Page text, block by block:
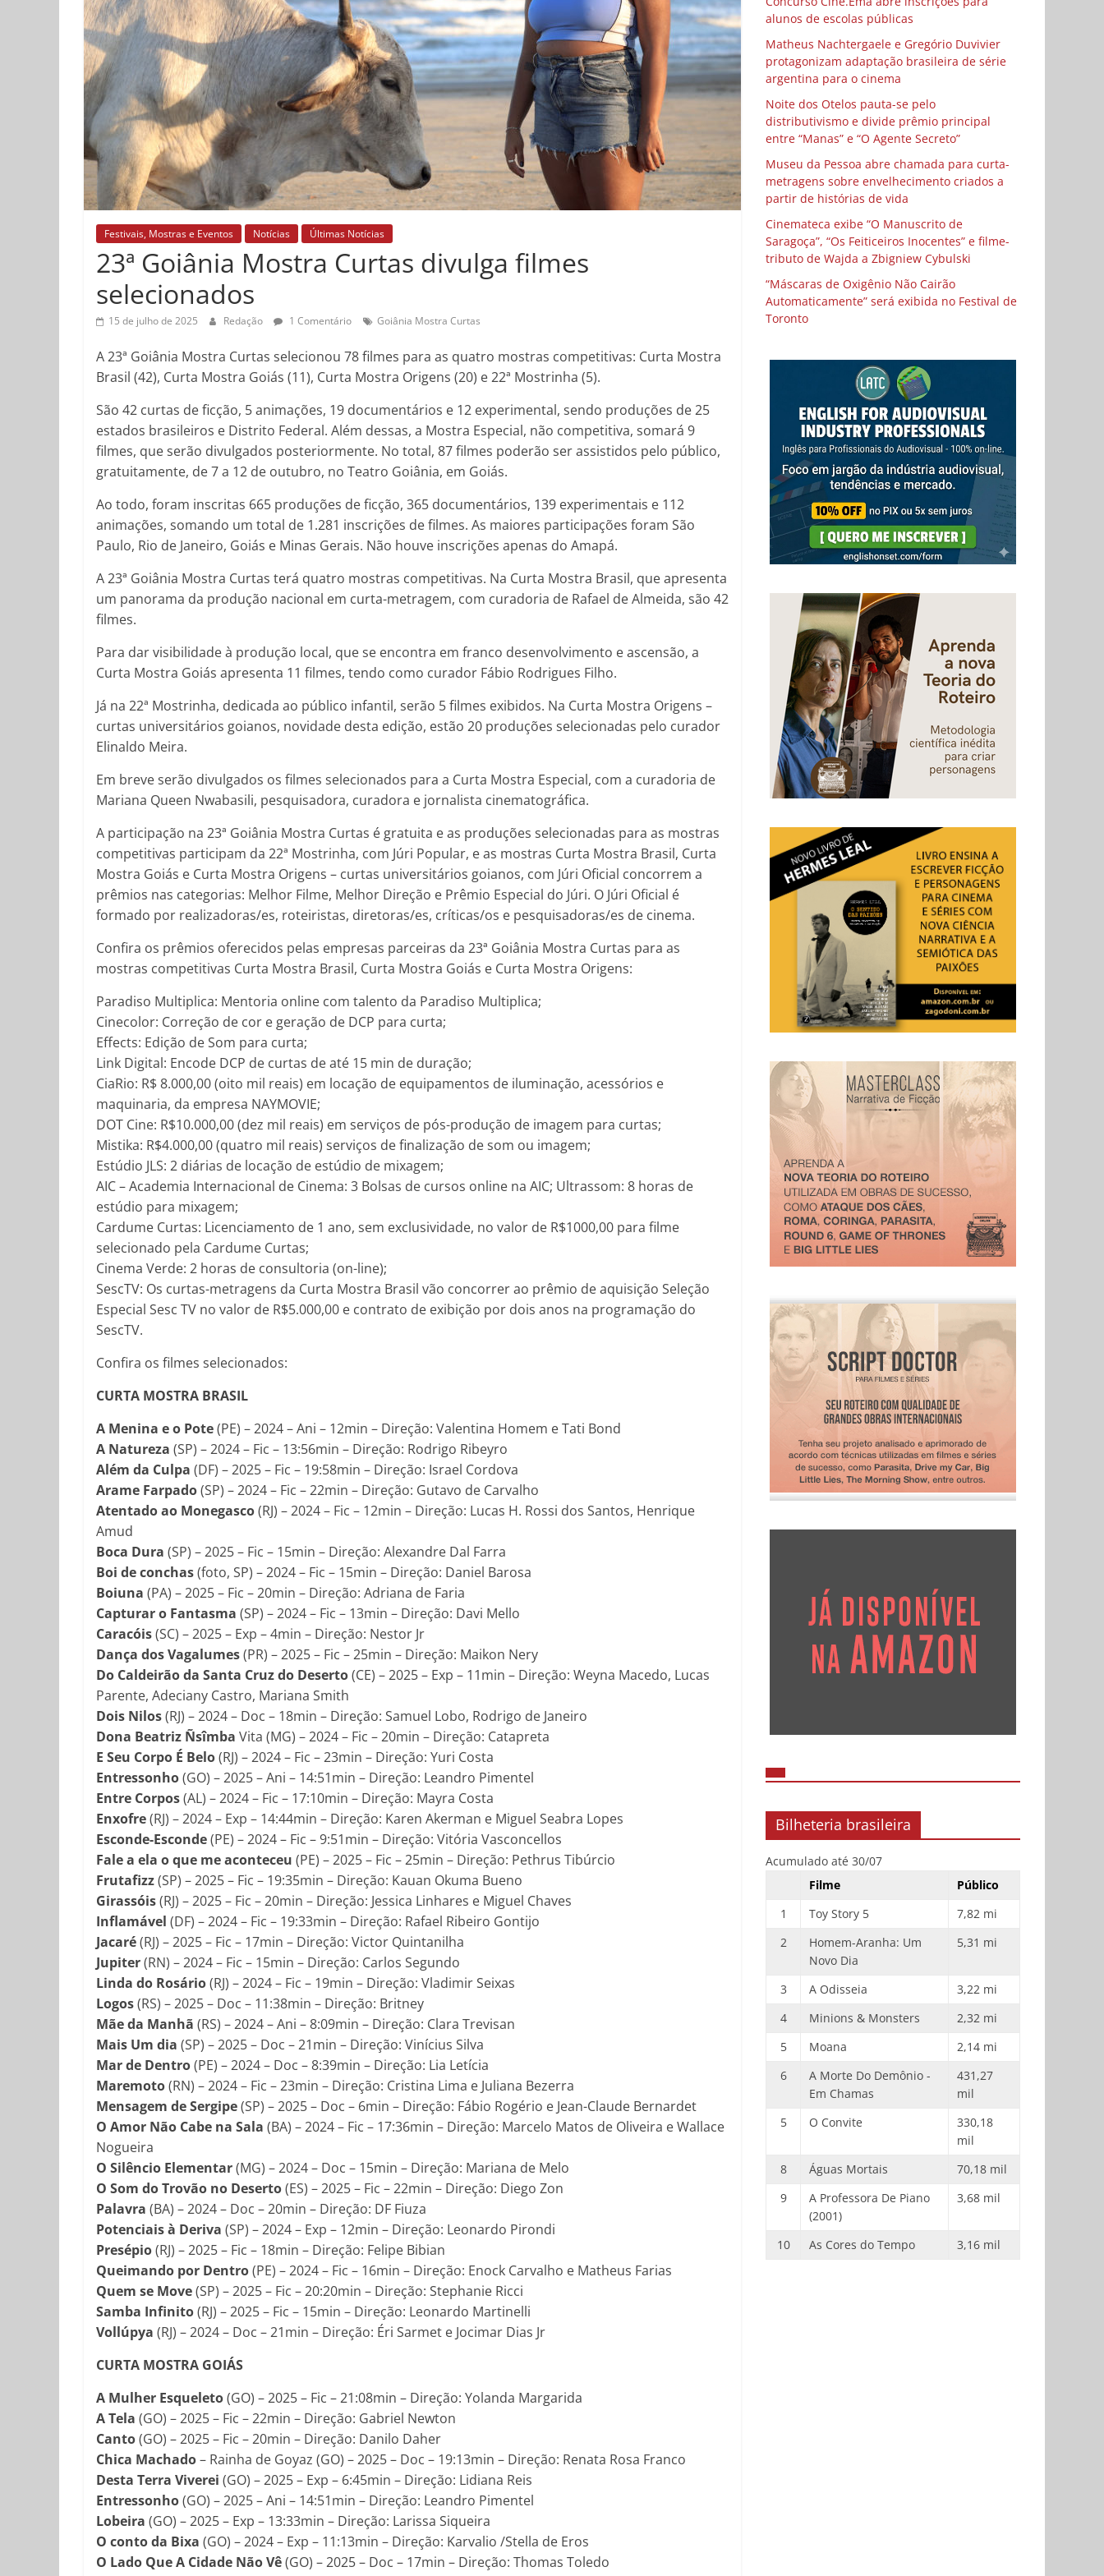
Festivais, Mostras e Eventos Notícias Últimas Notícias
23ª Goiânia Mostra Curtas divulga filmes
selecionados
15 de julho de 2025 Redação 1 Comentário Goiânia Mostra Curtas
A 23ª Goiânia Mostra Curtas selecionou 78 filmes para as quatro mostras competitivas: Curta Mostra
Brasil (42), Curta Mostra Goiás (11), Curta Mostra Origens (20) e 22ª Mostrinha (5).
São 42 curtas de ficção, 5 animações, 19 documentários e 12 experimental, sendo produções de 25
estados brasileiros e Distrito Federal. Além dessas, a Mostra Especial, não competitiva, somará 9
filmes, que serão divulgados posteriormente. No total, 87 filmes poderão ser assistidos pelo público,
gratuitamente, de 7 a 12 de outubro, no Teatro Goiânia, em Goiás.
Ao todo, foram inscritas 665 produções de ficção, 365 documentários, 139 experimentais e 112
animações, somando um total de 1.281 inscrições de filmes. As maiores participações foram São
Paulo, Rio de Janeiro, Goiás e Minas Gerais. Não houve inscrições apenas do Amapá.
A 23ª Goiânia Mostra Curtas terá quatro mostras competitivas. Na Curta Mostra Brasil, que apresenta
um panorama da produção nacional em curta-metragem, com curadoria de Rafael de Almeida, são 42
filmes.
Para dar visibilidade à produção local, que se encontra em franco desenvolvimento e ascensão, a
Curta Mostra Goiás apresenta 11 filmes, tendo como curador Fábio Rodrigues Filho.
Já na 22ª Mostrinha, dedicada ao público infantil, serão 5 filmes exibidos. Na Curta Mostra Origens –
curtas universitários goianos, novidade desta edição, estão 20 produções selecionadas pelo curador
Elinaldo Meira.
Em breve serão divulgados os filmes selecionados para a Curta Mostra Especial, com a curadoria de
Mariana Queen Nwabasili, pesquisadora, curadora e jornalista cinematográfica.
A participação na 23ª Goiânia Mostra Curtas é gratuita e as produções selecionadas para as mostras
competitivas participam da 22ª Mostrinha, com Júri Popular, e as mostras Curta Mostra Brasil, Curta
Mostra Goiás e Curta Mostra Origens – curtas universitários goianos, com Júri Oficial concorrem a
prêmios nas categorias: Melhor Filme, Melhor Direção e Prêmio Especial do Júri. O Júri Oficial é
formado por realizadoras/es, roteiristas, diretoras/es, críticas/os e pesquisadoras/es de cinema.
Confira os prêmios oferecidos pelas empresas parceiras da 23ª Goiânia Mostra Curtas para as
mostras competitivas Curta Mostra Brasil, Curta Mostra Goiás e Curta Mostra Origens:
Paradiso Multiplica: Mentoria online com talento da Paradiso Multiplica;
Cinecolor: Correção de cor e geração de DCP para curta;
Effects: Edição de Som para curta;
Link Digital: Encode DCP de curtas de até 15 min de duração;
CiaRio: R$ 8.000,00 (oito mil reais) em locação de equipamentos de iluminação, acessórios e
maquinaria, da empresa NAYMOVIE;
DOT Cine: R$10.000,00 (dez mil reais) em serviços de pós-produção de imagem para curtas;
Mistika: R$4.000,00 (quatro mil reais) serviços de finalização de som ou imagem;
Estúdio JLS: 2 diárias de locação de estúdio de mixagem;
AIC – Academia Internacional de Cinema: 3 Bolsas de cursos online na AIC; Ultrassom: 8 horas de
estúdio para mixagem;
Cardume Curtas: Licenciamento de 1 ano, sem exclusividade, no valor de R$1000,00 para filme
selecionado pela Cardume Curtas;
Cinema Verde: 2 horas de consultoria (on-line);
SescTV: Os curtas-metragens da Curta Mostra Brasil vão concorrer ao prêmio de aquisição Seleção
Especial Sesc TV no valor de R$5.000,00 e contrato de exibição por dois anos na programação do
SescTV.
Confira os filmes selecionados:
CURTA MOSTRA BRASIL
A Menina e o Pote(PE) – 2024 – Ani – 12min – Direção: Valentina Homem e Tati Bond
A Natureza (SP) – 2024 – Fic – 13:56min – Direção: Rodrigo Ribeyro
Além da Culpa (DF) – 2025 – Fic – 19:58min – Direção: Israel Cordova
Arame Farpado(SP) – 2024 – Fic – 22min – Direção: Gutavo de Carvalho
Atentado ao Monegasco(RJ) – 2024 – Fic – 12min – Direção: Lucas H. Rossi dos Santos, Henrique
Amud
Boca Dura (SP) – 2025 – Fic – 15min – Direção: Alexandre Dal Farra
Boi de conchas(foto, SP) – 2024 – Fic – 15min – Direção: Daniel Barosa
Boiuna (PA) – 2025 – Fic – 20min – Direção: Adriana de Faria
Capturar o Fantasma (SP) – 2024 – Fic – 13min – Direção: Davi Mello
Caracóis(SC) – 2025 – Exp – 4min – Direção: Nestor Jr
Dança dos Vagalumes(PR) – 2025 – Fic – 25min – Direção: Maikon Nery
Do Caldeirão da Santa Cruz do Deserto(CE) – 2025 – Exp – 11min – Direção: Weyna Macedo, Lucas
Parente, Adeciany Castro, Mariana Smith
Dois Nilos(RJ) – 2024 – Doc – 18min – Direção: Samuel Lobo, Rodrigo de Janeiro
Dona Beatriz Ñsîmba Vita (MG) – 2024 – Fic – 20min – Direção: Catapreta
E Seu Corpo É Belo(RJ) – 2024 – Fic – 23min – Direção: Yuri Costa
Entressonho(GO) – 2025 – Ani – 14:51min – Direção: Leandro Pimentel
Entre Corpos(AL) – 2024 – Fic – 17:10min – Direção: Mayra Costa
Enxofre(RJ) – 2024 – Exp – 14:44min – Direção: Karen Akerman e Miguel Seabra Lopes
Esconde-Esconde(PE) – 2024 – Fic – 9:51min – Direção: Vitória Vasconcellos
Fale a ela o que me aconteceu (PE) – 2025 – Fic – 25min – Direção: Pethrus Tibúrcio
Frutafizz(SP) – 2025 – Fic – 19:35min – Direção: Kauan Okuma Bueno
Girassóis(RJ) – 2025 – Fic – 20min – Direção: Jessica Linhares e Miguel Chaves
Inflamável (DF) – 2024 – Fic – 19:33min – Direção: Rafael Ribeiro Gontijo
Jacaré(RJ) – 2025 – Fic – 17min – Direção: Victor Quintanilha
Jupiter(RN) – 2024 – Fic – 15min – Direção: Carlos Segundo
Linda do Rosário(RJ) – 2024 – Fic – 19min – Direção: Vladimir Seixas
Logos(RS) – 2025 – Doc – 11:38min – Direção: Britney
Mãe da Manhã (RS) – 2024 – Ani – 8:09min – Direção: Clara Trevisan
Mais Um dia (SP) – 2025 – Doc – 21min – Direção: Vinícius Silva
Mar de Dentro(PE) – 2024 – Doc – 8:39min – Direção: Lia Letícia
Maremoto(RN) – 2024 – Fic – 23min – Direção: Cristina Lima e Juliana Bezerra
Mensagem de Sergipe(SP) – 2025 – Doc – 6min – Direção: Fábio Rogério e Jean-Claude Bernardet
O Amor Não Cabe na Sala (BA) – 2024 – Fic – 17:36min – Direção: Marcelo Matos de Oliveira e Wallace
Nogueira
O Silêncio Elementar(MG) – 2024 – Doc – 15min – Direção: Mariana de Melo
O Som do Trovão no Deserto(ES) – 2025 – Fic – 22min – Direção: Diego Zon
Palavra (BA) – 2024 – Doc – 20min – Direção: DF Fiuza
Potenciais à Deriva (SP) – 2024 – Exp – 12min – Direção: Leonardo Pirondi
Presépio(RJ) – 2025 – Fic – 18min – Direção: Felipe Bibian
Queimando por Dentro(PE) – 2024 – Fic – 16min – Direção: Enock Carvalho e Matheus Farias
Quem se Move(SP) – 2025 – Fic – 20:20min – Direção: Stephanie Ricci
Samba Infinito(RJ) – 2025 – Fic – 15min – Direção: Leonardo Martinelli
Vollúpya (RJ) – 2024 – Doc – 21min – Direção: Éri Sarmet e Jocimar Dias Jr
CURTA MOSTRA GOIÁS
A Mulher Esqueleto(GO) – 2025 – Fic – 21:08min – Direção: Yolanda Margarida
A Tela (GO) – 2025 – Fic – 22min – Direção: Gabriel Newton
Canto(GO) – 2025 – Fic – 20min – Direção: Danilo Daher
Chica Machado– Rainha de Goyaz (GO) – 2025 – Doc – 19:13min – Direção: Renata Rosa Franco
Desta Terra Viverei (GO) – 2025 – Exp – 6:45min – Direção: Lidiana Reis
Entressonho(GO) – 2025 – Ani – 14:51min – Direção: Leandro Pimentel
Lobeira (GO) – 2025 – Exp – 13:33min – Direção: Larissa Siqueira
O conto da Bixa (GO) – 2024 – Exp – 11:13min – Direção: Karvalio /Stella de Eros
O Lado Que A Cidade Não Vê(GO) – 2025 – Doc – 17min – Direção: Thomas Toledo
alunos de escolas públicas
Matheus Nachtergaele e Gregório Duvivier
protagonizam adaptação brasileira de série
argentina para o cinema
Noite dos Otelos pauta-se pelo
distributivismo e divide prêmio principal
entre “Manas” e “O Agente Secreto”
Museu da Pessoa abre chamada para curta-
metragens sobre envelhecimento criados a
partir de histórias de vida
Cinemateca exibe “O Manuscrito de
Saragoça”, “Os Feiticeiros Inocentes” e filme-
tributo de Wajda a Zbigniew Cybulski
“Máscaras de Oxigênio Não Cairão
Automaticamente” será exibida no Festival de
Toronto
Bilheteria brasileira
Acumulado até 30/07
Filme
Público
1
Toy Story 5
7,82 mi
2
Homem-Aranha: Um
Novo Dia
5,31 mi
3 A Odisseia
3,22 mi
4
Minions & Monsters
2,32 mi
5
Moana
2,14 mi
6
A Morte Do Demônio -
Em Chamas
431,27
mil
5
O Convite
330,18
mil
8
Águas Mortais
70,18 mil
9
A Professora De Piano
(2001)
3,68 mil
10 As Cores do Tempo 3,16 mil